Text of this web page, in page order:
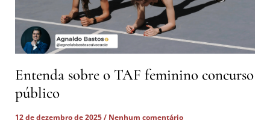
Entenda sobre o TAF feminino concurso
público
12 de dezembro de 2025
Nenhum comentário